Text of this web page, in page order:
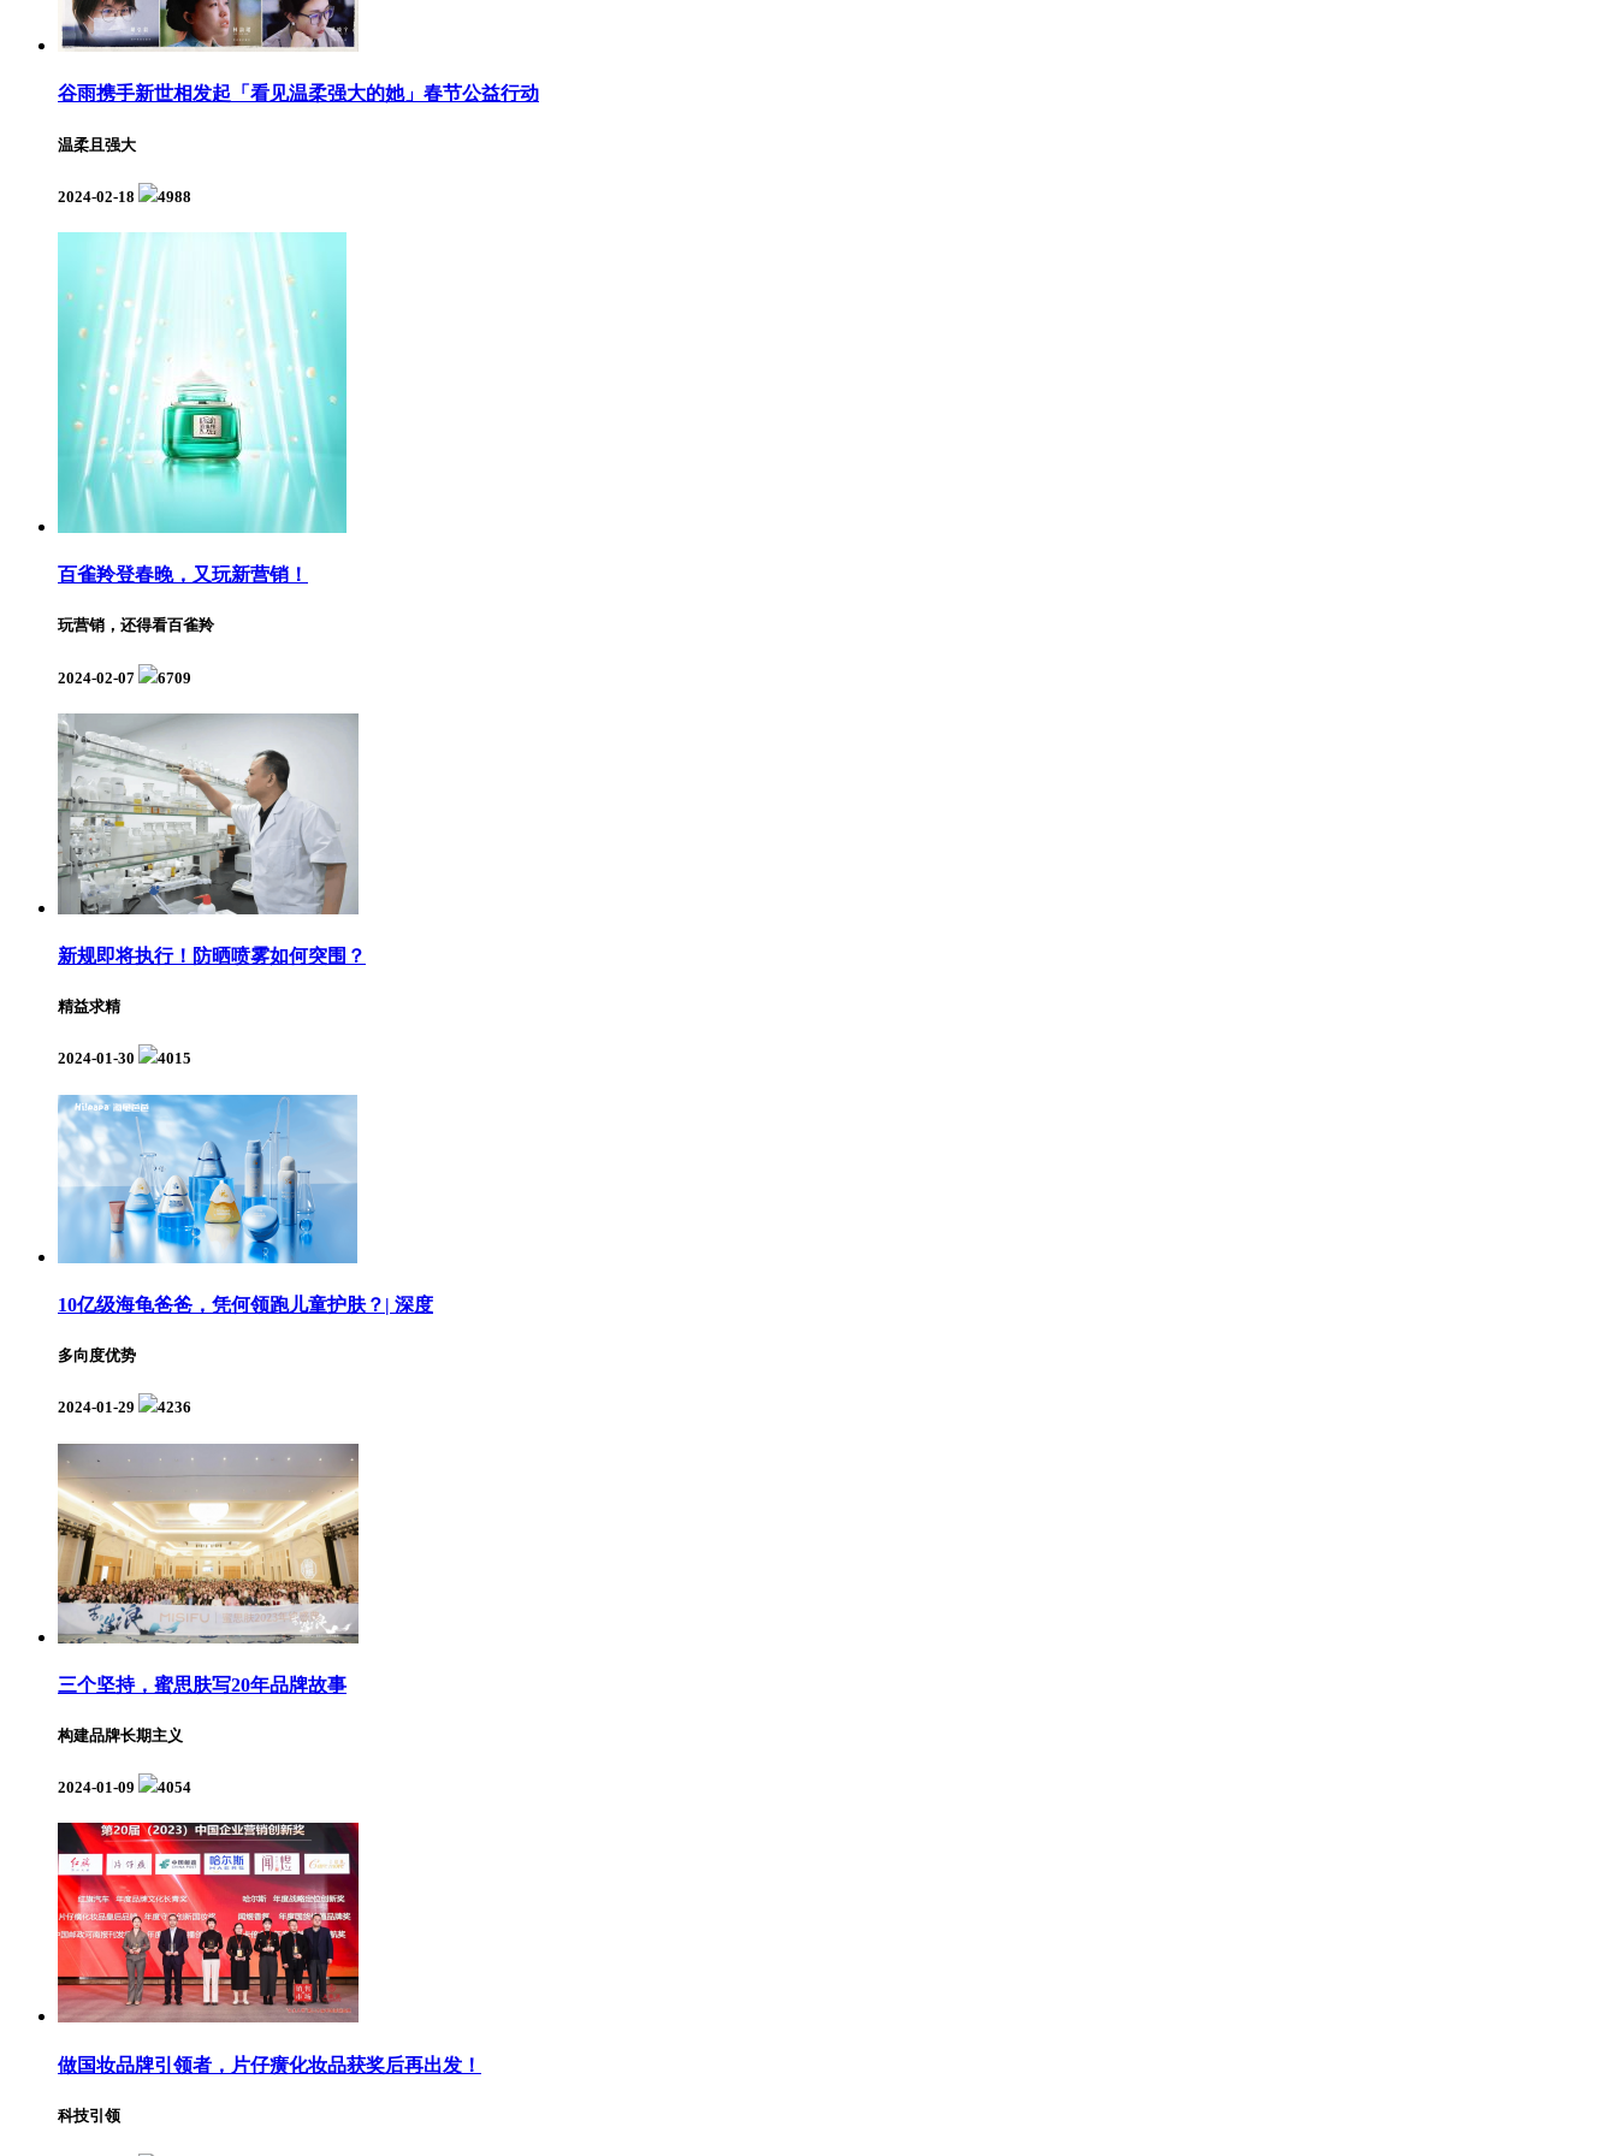
谷雨携手新世相发起「看见温柔强大的她」春节公益行动
温柔且强大
2024-02-18 4988
百雀羚登春晚，又玩新营销！
玩营销，还得看百雀羚
2024-02-07 6709
新规即将执行！防晒喷雾如何突围？
精益求精
2024-01-30 4015
10亿级海龟爸爸，凭何领跑儿童护肤？| 深度
多向度优势
2024-01-29 4236
三个坚持，蜜思肤写20年品牌故事
构建品牌长期主义
2024-01-09 4054
做国妆品牌引领者，片仔癀化妆品获奖后再出发！
科技引领